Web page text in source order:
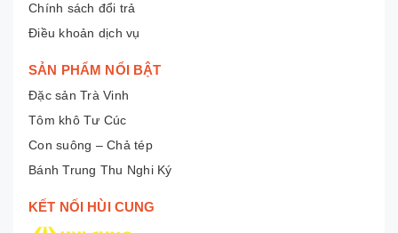
Chính sách đổi trả
Điều khoản dịch vụ
SẢN PHẨM NỔI BẬT
Đặc sản Trà Vinh
Tôm khô Tư Cúc
Con suông – Chả tép
Bánh Trung Thu Nghi Ký
KẾT NỐI HÙI CUNG